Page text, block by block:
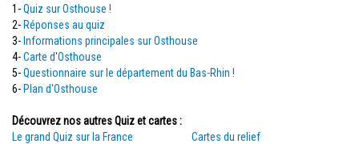
1-Quiz sur Osthouse !
2- Réponses au quiz
3- Informations principales sur Osthouse
4-Carte d'Osthouse
5-Questionnaire sur le département du Bas-Rhin !
6- Plan d'Osthouse
Découvrez nos autres Quiz et cartes :
Le grand Quiz sur la France
Cartes du relief